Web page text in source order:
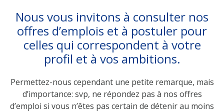
Nous vous invitons à consulter nos
offres d’emplois et à postuler pour
celles qui correspondent à votre
profil et à vos ambitions.
Permettez-nous cependant une petite remarque, mais
d’importance: svp, ne répondez pas à nos offres
d’emploi si vous n’êtes pas certain de détenir au moins